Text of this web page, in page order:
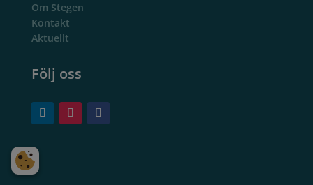
Om Stegen
Kontakt
Aktuellt
Följ oss